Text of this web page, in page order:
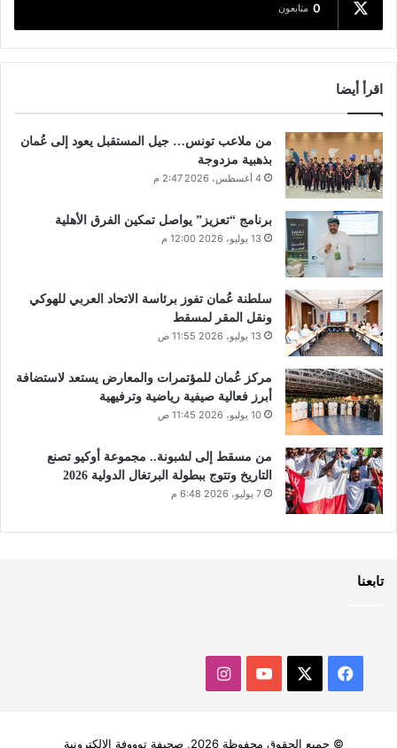
0 متابعون
اقرأ أيضا
من ملاعب تونس… جيل المستقبل يعود إلى عُمان
بذهبية مزدوجة
4 أغسطس، 2026 2:47 م
برنامج “تعزيز” يواصل تمكين الفرق الأهلية
13 يوليو، 2026 12:00 م
سلطنة عُمان تفوز برئاسة الاتحاد العربي للهوكي
ونقل المقر لمسقط
13 يوليو، 2026 11:55 ص
مركز عُمان للمؤتمرات والمعارض يستعد لاستضافة
أبرز فعالية صيفية رياضية وترفيهية
10 يوليو، 2026 11:45 ص
من مسقط إلى لشبونة.. مجموعة أوكيو تصنع
التاريخ وتتوج ببطولة البرتغال الدولية 2026
7 يوليو، 2026 6:48 م
تابعنا
فيسبوك ‫YouTubeانستقرام
© جميع الحقوق محفوظة 2026, صحيفة توووفة الالكترونية